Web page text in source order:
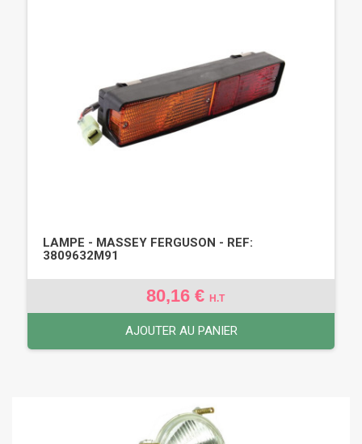
LAMPE - MASSEY FERGUSON - REF:
3809632M91
80,16 € H.T
AJOUTER AU PANIER